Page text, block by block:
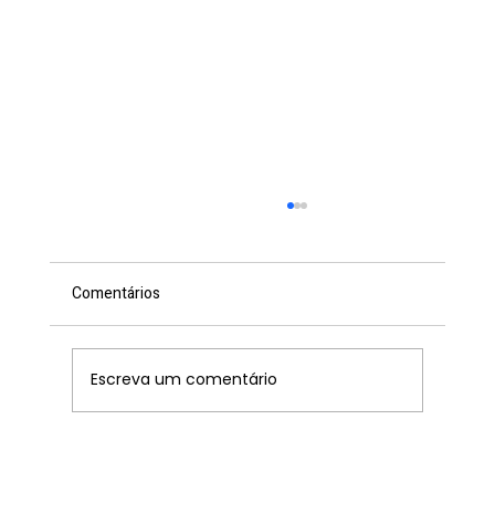
Comentários
Escreva um comentário